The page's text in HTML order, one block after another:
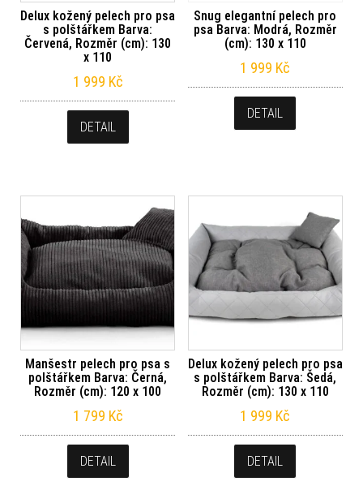
Delux kožený pelech pro psa
s polštářkem Barva:
Červená, Rozměr (cm): 130
x 110
1 999 Kč
DETAIL
Snug elegantní pelech pro
psa Barva: Modrá, Rozměr
(cm): 130 x 110
1 999 Kč
DETAIL
Manšestr pelech pro psa s
polštářkem Barva: Černá,
Rozměr (cm): 120 x 100
1 799 Kč
DETAIL
Delux kožený pelech pro psa
s polštářkem Barva: Šedá,
Rozměr (cm): 130 x 110
1 999 Kč
DETAIL